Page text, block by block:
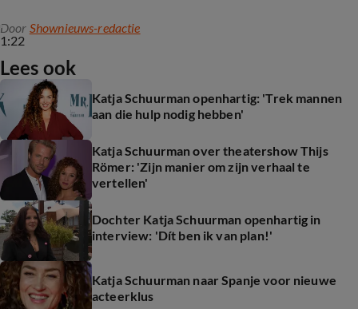
1:22
Door Shownieuws-redactie
Lees ook
Katja Schuurman openhartig: 'Trek mannen
aan die hulp nodig hebben'
Katja Schuurman over theatershow Thijs
Römer: 'Zijn manier om zijn verhaal te
vertellen'
Dochter Katja Schuurman openhartig in
interview: 'Dít ben ik van plan!'
Katja Schuurman naar Spanje voor nieuwe
acteerklus